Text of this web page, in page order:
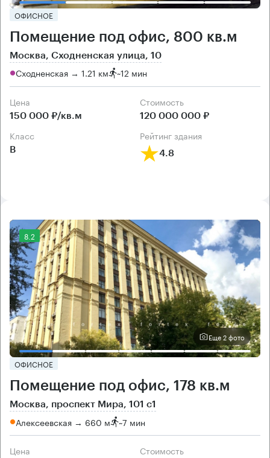
ОФИСНОЕ
Помещение под офис, 800 кв.м
Москва, Сходненская улица, 10
Сходненская → 1.21 км ~12 мин
Цена
150 000 ₽/кв.м
Cтоимость
120 000 000 ₽
класс
B
рейтинг здания
4.8
8.2
Еще 2 фото
ОФИСНОЕ
Помещение под офис, 178 кв.м
Москва, проспект Мира, 101 с1
Алексеевская → 660 м ~7 мин
Цена Cтоимость